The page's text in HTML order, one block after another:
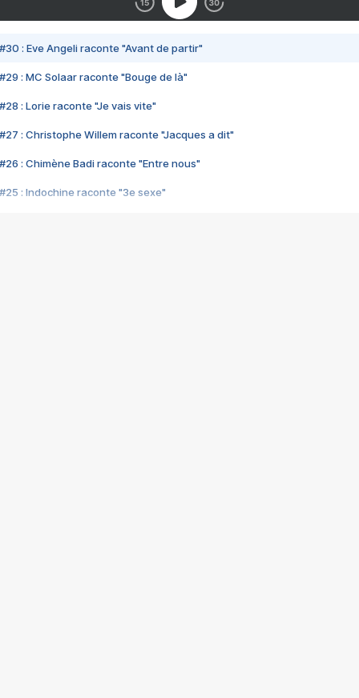
#30 : Eve Angeli raconte "Avant de partir"
#29 : MC Solaar raconte "Bouge de là"
#28 : Lorie raconte "Je vais vite"
#27 : Christophe Willem raconte "Jacques a dit"
#26 : Chimène Badi raconte "Entre nous"
#25 : Indochine raconte "3e sexe"